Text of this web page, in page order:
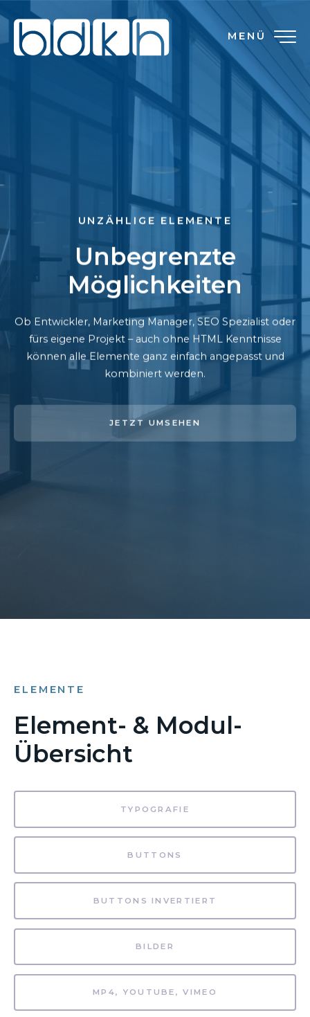
MENÜ
UNZÄHLIGE ELEMENTE
Unbegrenzte
Möglichkeiten
Ob Entwickler, Marketing Manager, SEO Spezialist oder
fürs eigene Projekt – auch ohne HTML Kenntnisse
können alle Elemente ganz einfach angepasst und
kombiniert werden.
JETZT UMSEHEN
ELEMENTE
Element- & Modul-
Übersicht
TYPOGRAFIE
BUTTONS
BUTTONS INVERTIERT
BILDER
MP4, YOUTUBE, VIMEO